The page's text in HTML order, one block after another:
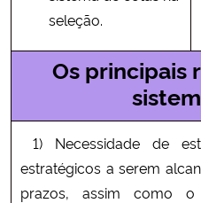
seleção.
Os principais
1) Necessidade de
estratégicos a serem
prazos, assim como o